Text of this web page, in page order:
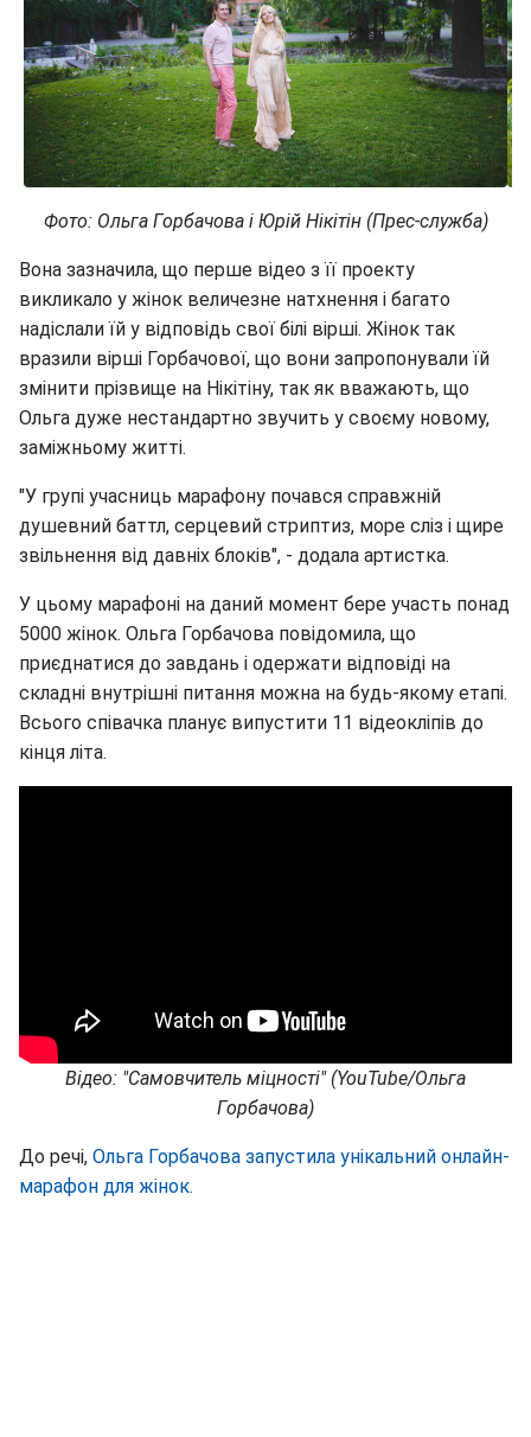
Фото: Ольга Горбачова і Юрій Нікітін (Прес-служба)
Вона зазначила, що перше відео з її проекту
викликало у жінок величезне натхнення і багато
надіслали їй у відповідь свої білі вірші. Жінок так
вразили вірші Горбачової, що вони запропонували їй
змінити прізвище на Нікітіну, так як вважають, що
Ольга дуже нестандартно звучить у своєму новому,
заміжньому житті.
"У групі учасниць марафону почався справжній
душевний баттл, серцевий стриптиз, море сліз і щире
звільнення від давніх блоків", - додала артистка.
У цьому марафоні на даний момент бере участь понад
5000 жінок. Ольга Горбачова повідомила, що
приєднатися до завдань і одержати відповіді на
складні внутрішні питання можна на будь-якому етапі.
Всього співачка планує випустити 11 відеокліпів до
кінця літа.
Відео: "Самовчитель міцності" (YouTube/Ольга
Горбачова)
До речі, Ольга Горбачова запустила унікальний онлайн-
марафон для жінок.